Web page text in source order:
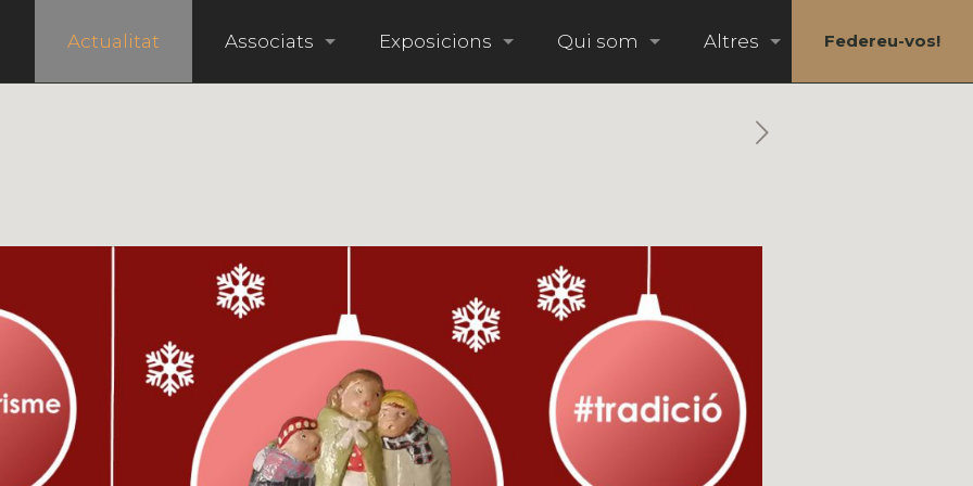
Actualitat Associats Exposicions Qui som Altres Federeu-vos!